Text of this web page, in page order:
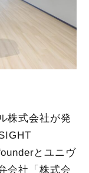
株式会社が発
とユニヴ
会社「株式会